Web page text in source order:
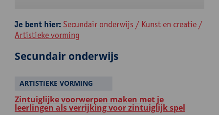
Je bent hier: Secundair onderwijs / Kunst en creatie /
Artistieke vorming
Secundair onderwijs
ARTISTIEKE VORMING
Zintuiglijke voorwerpen maken met je
leerlingen als verrijking voor zintuiglijk spel